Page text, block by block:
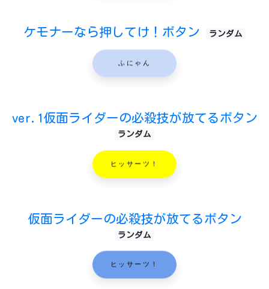
ケモナーなら押してけ！ボタン ランダム
ふにゃん
ver.1仮面ライダーの必殺技が放てるボタン
ランダム
ヒッサーツ！
仮面ライダーの必殺技が放てるボタン
ランダム
ヒッサーツ！